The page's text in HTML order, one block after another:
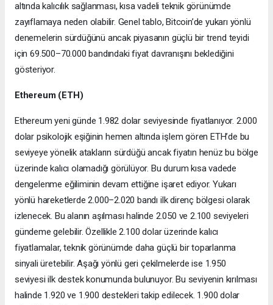
altında kalıcılık sağlanması, kısa vadeli teknik görünümde
zayıflamaya neden olabilir. Genel tablo, Bitcoin’de yukarı yönlü
denemelerin sürdüğünü ancak piyasanın güçlü bir trend teyidi
için 69.500–70.000 bandındaki fiyat davranışını beklediğini
gösteriyor.
Ethereum (ETH)
Ethereum yeni günde 1.982 dolar seviyesinde fiyatlanıyor. 2.000
dolar psikolojik eşiğinin hemen altında işlem gören ETH’de bu
seviyeye yönelik atakların sürdüğü ancak fiyatın henüz bu bölge
üzerinde kalıcı olamadığı görülüyor. Bu durum kısa vadede
dengelenme eğiliminin devam ettiğine işaret ediyor. Yukarı
yönlü hareketlerde 2.000–2.020 bandı ilk direnç bölgesi olarak
izlenecek. Bu alanın aşılması halinde 2.050 ve 2.100 seviyeleri
gündeme gelebilir. Özellikle 2.100 dolar üzerinde kalıcı
fiyatlamalar, teknik görünümde daha güçlü bir toparlanma
sinyali üretebilir. Aşağı yönlü geri çekilmelerde ise 1.950
seviyesi ilk destek konumunda bulunuyor. Bu seviyenin kırılması
halinde 1.920 ve 1.900 destekleri takip edilecek. 1.900 dolar